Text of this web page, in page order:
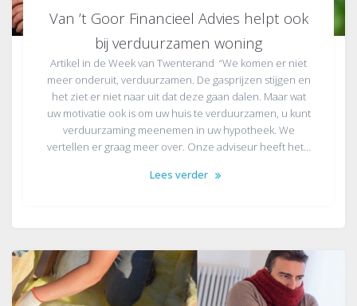
Van ’t Goor Financieel Advies helpt ook
bij verduurzamen woning
Artikel in de Week van Twenterand “We komen er niet
meer onderuit, verduurzamen. De gasprijzen stijgen en
het ziet er niet naar uit dat deze gaan dalen. Maar wat
uw motivatie ook is om uw huis te verduurzamen, u kunt
verduurzaming meenemen in uw hypotheek. We
vertellen er graag meer over. Onze adviseur heeft het…
Lees verder